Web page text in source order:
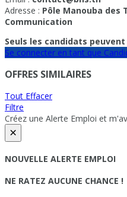
Adresse : Pôle Manouba des
Communication
Seuls les candidats
Se connecter en tant que
OFFRES SIMILAIRES
Tout Effacer
Filtre
Créez une Alerte Emploi et
×
NOUVELLE ALERTE EMPLOI
NE RATEZ AUCUNE CHANCE !